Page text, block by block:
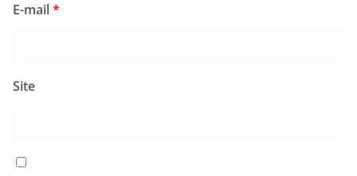
E-mail*
Site